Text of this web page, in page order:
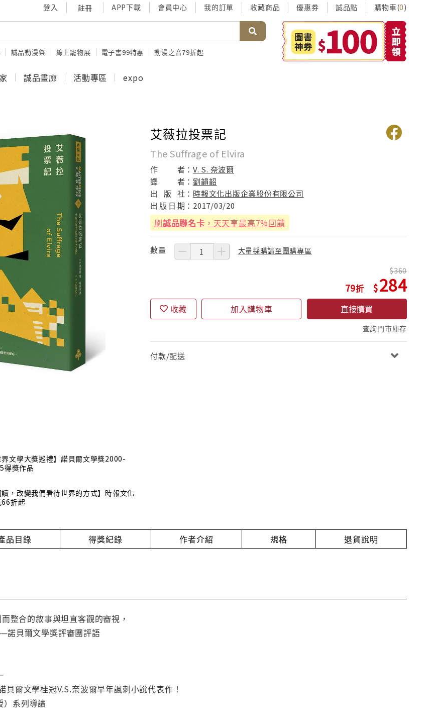
登入 註冊 APP下載 會員中心 我的訂單 收藏商品 優惠券 誠品點 購物車(0)
誠品動漫祭 線上寵物展 電子書99特惠 動漫之音79折起
誠品畫廊 活動專區 expo
界文學大獎巡禮】諾貝爾文學獎2000-
得獎作品
讀，改變我們看待世界的方式】時報文化
折起
艾薇拉投票記
The Suffrage of Elvira
作 者：V. S. 奈波爾
譯
者：劉韻韶
出
版 社： 時報文化出版企業股份有限公司
出 版 日 期： 2017/03/20
刷誠品聯名卡 ，天天享最高7%回饋
數量 大量採購請至團購專區
79
360
284
收藏 加入購物車 直接購買
查詢門市庫存
付款/配送
品目錄 得獎紀錄 作者介紹 規格 退貨說明
整合的敘事與坦直客觀的審視，
諾貝爾文學獎評審團評語
爾文學桂冠V.S.奈波爾早年諷刺小說代表作！
）系列導讀